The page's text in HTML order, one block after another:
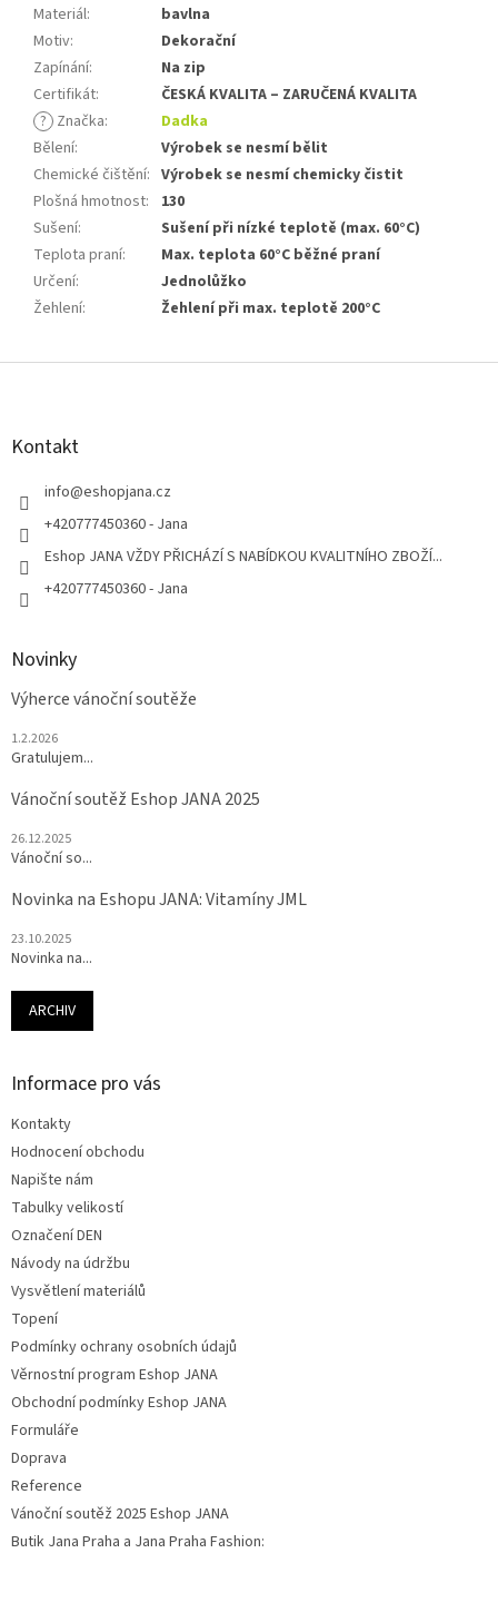
Materiál:
bavlna
Motiv:
Dekorační
Zapínání:
Na zip
Certifikát:
ČESKÁ KVALITA – ZARUČENÁ KVALITA
? Značka:
Dadka
Bělení:
Výrobek se nesmí bělit
Chemické čištění: Výrobek se nesmí chemicky čistit
Plošná hmotnost:
130
Sušení:
Sušení při nízké teplotě (max. 60°C)
Teplota praní:
Max. teplota 60°C běžné praní
Určení:
Jednolůžko
Žehlení: Žehlení při max. teplotě 200°C
Z
Kontakt
info@eshopjana.cz
+420777450360 - Jana
Eshop JANA VŽDY PŘICHÁZÍ S NABÍDKOU KVALITNÍHO ZBOŽÍ...
+420777450360 - Jana
Novinky
Výherce vánoční soutěže
1.2.2026
Gratulujem...
Vánoční soutěž Eshop JANA 2025
26.12.2025
Vánoční so...
Novinka na Eshopu JANA: Vitamíny JML
23.10.2025
Novinka na...
ARCHIV
Informace pro vás
Kontakty
Hodnocení obchodu
Napište nám
Tabulky velikostí
Označení DEN
Návody na údržbu
Vysvětlení materiálů
Topení
Podmínky ochrany osobních údajů
Věrnostní program Eshop JANA
Obchodní podmínky Eshop JANA
Formuláře
Doprava
Reference
Vánoční soutěž 2025 Eshop JANA
Butik Jana Praha a Jana Praha Fashion: